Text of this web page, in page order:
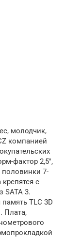
молодчик,
компанией
фактор 2,5″,
половинки 7-
с
SATA 3.
TLC 3D
Плата,